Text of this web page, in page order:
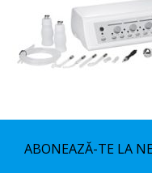
ABONEAZĂ-TE LA